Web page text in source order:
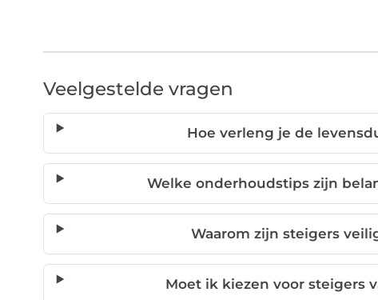
Veelgestelde vragen
Hoe verleng je de
Welke onderhoudstips zijn
Waarom zijn steigers
Moet ik kiezen voor steigers